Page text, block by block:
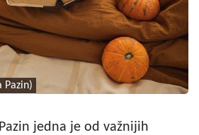
Pazin)
jedna je od važnijih